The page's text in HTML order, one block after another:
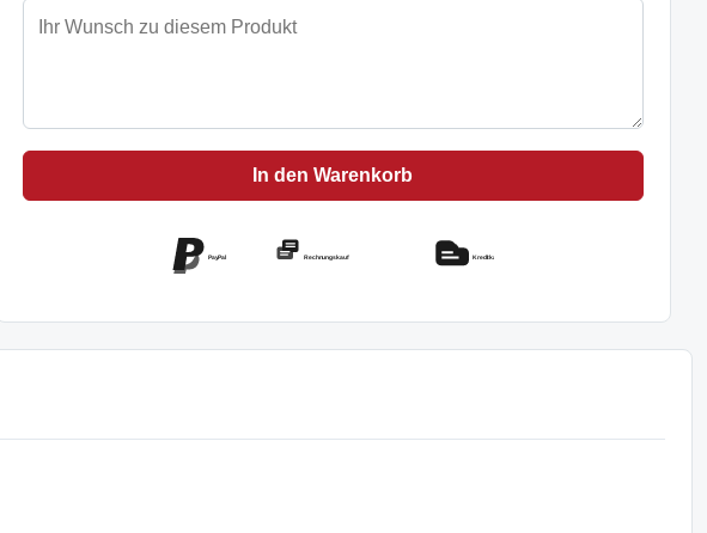
In den Warenkorb
PayPal Rechnungskauf Kreditkarte